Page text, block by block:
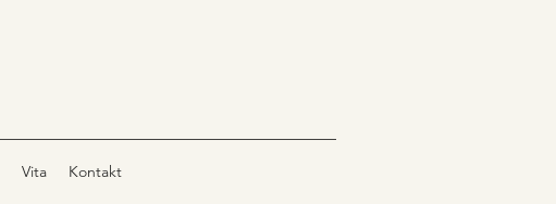
Vita Kontakt